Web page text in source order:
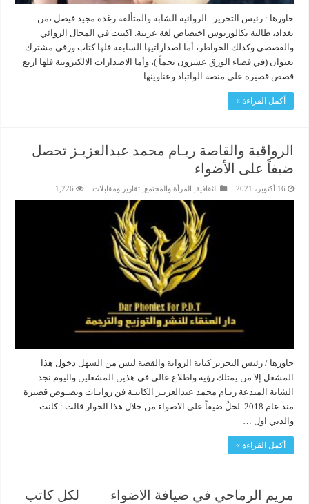
حاورها : رئيس التحرير الروائية الشابة والمتألقة رغدة مجيد فيصل ،من
بغداد، طالبة بكالوريوس اختصاص لغة عربية. اكتبت في المجال الروائي
والقصصي وكذلك الخواطر، أما اصداراتيها السابقة فلها كتاب ورقي مشترك
بعنوان (في فضاء الورق عشرون نجماً )، وأما الاصدارات الالكترونية فلها اربع
قصص قصيرة على منصة الواتباد وعناوينها …
أكمل القراءة »
الرواقية والقاصة ريـام محمد عبدالعزيـز تحصل
ضيفاً على الأضواء
16 أكتوبر، 2021 الثقافية المرأة والمجتمع ,تقارير ومقابلات 1,226
حاورها / رئيس التحرير كتابة الرواية والقصة ليس من السهل دخول هذا
المشغل إلا من يمتلك رؤية واطلاع عالي في هذين المشغلين واليوم نجد
الشابة المبدعة ريـام محمد عبدالعزيـز الكاتبـة فن روايـات ونصـوص قصيرة
منذ عام 2018 لحلُ ضيفاً على الاضواء من خلال هذا الحوار قالت : كانت
والدتي اول …
أكمل القراءة »
مريم الرماحي في ضيافة الاضواء لكل كاتب